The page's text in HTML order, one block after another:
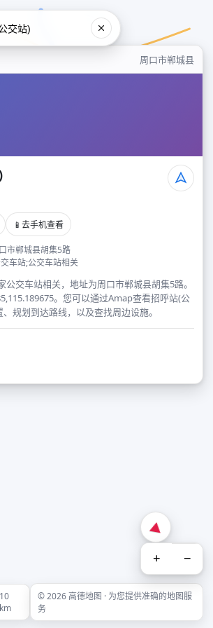
周口市郸城县
📱 去手机查看
市郸城县胡集5路
车站;公交车站相关
公交车站相关，地址为周口市郸城县胡集5路。
。您可以通过Amap查看招呼站(公
规划到达路线，以及查找周边设施。
+ −
10
km
© 2026 高德地图 · 为您提供准确的地图服
务